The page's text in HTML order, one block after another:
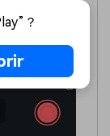
ajustes
a
？